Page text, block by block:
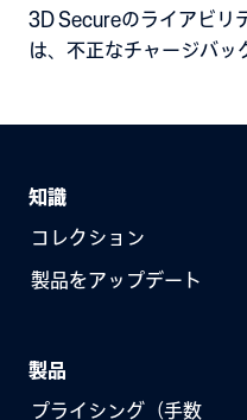
3D Secureのライアビリ
は、不正なチャージバッ
知識
コレクション
製品をアップデート
製品
プライシング（手数